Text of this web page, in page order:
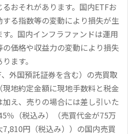
おそれがあります。国内ETFお
る指数等の変動により損失が生
。国内インフラファンドは運用
価格や収益力の変動により損失
ます。
外国預託証券を含む）の売買取
地約定金額に現地手数料と税金
え、売りの場合には差し引いた
％（税込み）（売買代金が75万
円（税込み））の国内売買